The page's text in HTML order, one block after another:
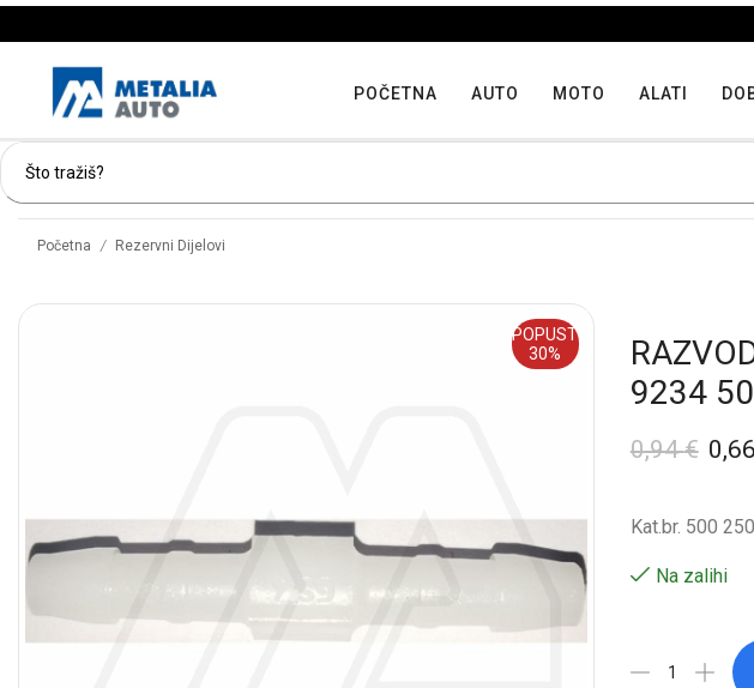
POČETNA AUTO MOTO ALATI
Početna / Rezervni Dijelovi
POPUST
30%
9234
0,94€ 0,66
Kat.br. 500
Na zalihi